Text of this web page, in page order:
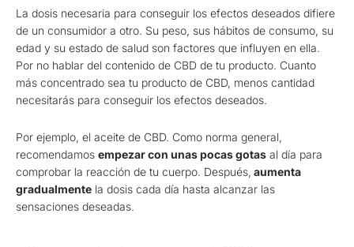
La dosis necesaria para conseguir los efectos deseados difiere
de un consumidor a otro. Su peso, sus hábitos de consumo, su
edad y su estado de salud son factores que influyen en ella.
Por no hablar del contenido de CBD de tu producto. Cuanto
más concentrado sea tu producto de CBD, menos cantidad
necesitarás para conseguir los efectos deseados.
Por ejemplo, el aceite de CBD. Como norma general,
recomendamos empezar con unas pocas gotas al día para
comprobar la reacción de tu cuerpo. Después, aumenta
gradualmente la dosis cada día hasta alcanzar las
sensaciones deseadas.